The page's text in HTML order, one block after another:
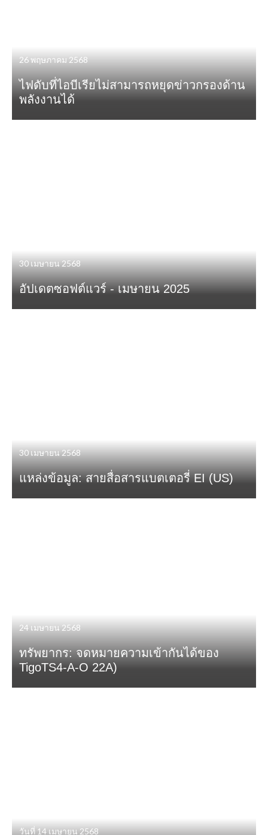
26 พฤษภาคม 2568
ไฟดับที่ไอบีเรียไม่สามารถหยุดข่าวกรองด้าน
พลังงานได้
30 เมษายน 2568
อัปเดตซอฟต์แวร์ - เมษายน 2025
30 เมษายน 2568
แหล่งข้อมูล: สายสื่อสารแบตเตอรี่ EI (US)
24 เมษายน 2568
ทรัพยากร: จดหมายความเข้ากันได้ของ
TigoTS4-A-O 22A)
วันที่ 14 เมษายน 2568